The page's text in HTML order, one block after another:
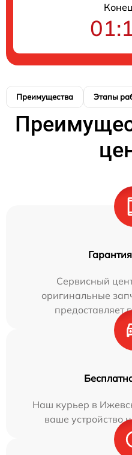
Преимущества Этапы
Сервисный
оригинальные
предоставляет
Наш курьер в
ваше устройство